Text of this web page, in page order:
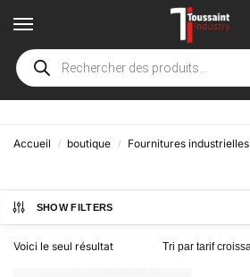
300 litres
Accueil / boutique / Fournitures industrielles
SHOW FILTERS
Voici le seul résultat